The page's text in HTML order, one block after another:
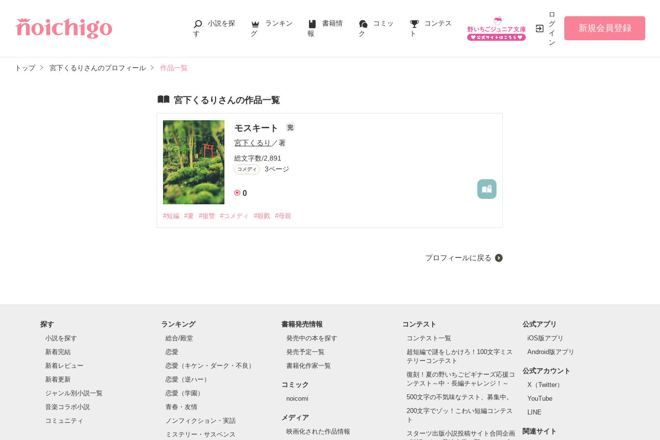
小説を探
す
ランキン
グ
書籍情
報
コミッ
ク
コンテス
ト
ロ
グ
イ
ン
新規会員登録
トップ 宮下くるりさんのプロフィール 作品一覧
宮下くるりさんの作品一覧
モスキート 完
宮下くるり ／著
総文字数/2,891
コメディ 3ページ
0
#短編 #夏 #復讐 #コメディ #殺戮 #母親
プロフィールに戻る
探す
小説を探す
新着完結
新着レビュー
新着更新
ジャンル別小説一覧
音楽コラボ小説
コミュニティ
ランキング
総合/殿堂
恋愛
恋愛（キケン・ダーク・不良）
恋愛（逆ハー）
恋愛（学園）
青春・友情
ノンフィクション・実話
ミステリー・サスペンス
書籍発売情報
発売中の本を探す
発売予定一覧
書籍化作家一覧
コミック
noicomi
メディア
映画化された作品情報
コンテスト
コンテスト一覧
超短編で謎をしかけろ！100文字ミス
テリーコンテスト
復刻！夏の野いちごビギナーズ応援コ
ンテスト～中・長編チャレンジ！～
500文字の不気味なテスト、募集中。
200文字でゾッ！こわい短編コンテス
ト
スターツ出版小説投稿サイト合同企画
公式アプリ
iOS版アプリ
Android版アプリ
公式アカウント
X（Twitter）
YouTube
LINE
関連サイト